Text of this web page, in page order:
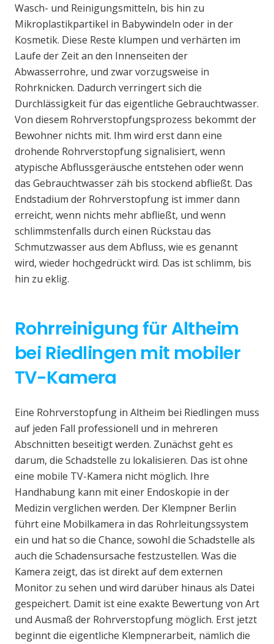
Wasch- und Reinigungsmitteln, bis hin zu
Mikroplastikpartikel in Babywindeln oder in der
Kosmetik. Diese Reste klumpen und verhärten im
Laufe der Zeit an den Innenseiten der
Abwasserrohre, und zwar vorzugsweise in
Rohrknicken. Dadurch verringert sich die
Durchlässigkeit für das eigentliche Gebrauchtwasser.
Von diesem Rohrverstopfungsprozess bekommt der
Bewohner nichts mit. Ihm wird erst dann eine
drohende Rohrverstopfung signalisiert, wenn
atypische Abflussgeräusche entstehen oder wenn
das Gebrauchtwasser zäh bis stockend abfließt. Das
Endstadium der Rohrverstopfung ist immer dann
erreicht, wenn nichts mehr abfließt, und wenn
schlimmstenfalls durch einen Rückstau das
Schmutzwasser aus dem Abfluss, wie es genannt
wird, wieder hochgedrückt wird. Das ist schlimm, bis
hin zu eklig.
Rohrreinigung für Altheim
bei Riedlingen mit mobiler
TV-Kamera
Eine Rohrverstopfung in Altheim bei Riedlingen muss
auf jeden Fall professionell und in mehreren
Abschnitten beseitigt werden. Zunächst geht es
darum, die Schadstelle zu lokalisieren. Das ist ohne
eine mobile TV-Kamera nicht möglich. Ihre
Handhabung kann mit einer Endoskopie in der
Medizin verglichen werden. Der Klempner Berlin
führt eine Mobilkamera in das Rohrleitungssystem
ein und hat so die Chance, sowohl die Schadstelle als
auch die Schadensursache festzustellen. Was die
Kamera zeigt, das ist direkt auf dem externen
Monitor zu sehen und wird darüber hinaus als Datei
gespeichert. Damit ist eine exakte Bewertung von Art
und Ausmaß der Rohrverstopfung möglich. Erst jetzt
beginnt die eigentliche Klempnerarbeit, nämlich die